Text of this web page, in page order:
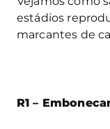
estádios
marcantes de
R1 –